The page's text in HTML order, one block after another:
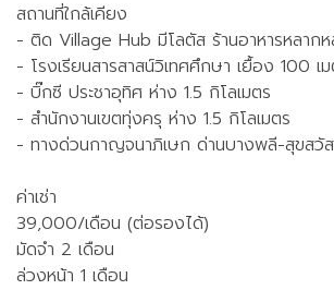
สถานที่ใกล้เคียง
- ติด Village Hub มีโลตัส ร้านอาหารหลากห
- โรงเรียนสารสาสน์วิเทศศึกษา เยื้อง 100 เ
- บิ๊กซี ประชาอุทิศ ห่าง 1.5 กิโลเมตร
- สำนักงานเขตทุ่งครุ ห่าง 1.5 กิโลเมตร
- ทางด่วนกาญจนาภิเษก ด่านบางพลี-สุขสวั
ค่าเช่า
39,000/เดือน (ต่อรองได้)
มัดจำ 2 เดือน
ล่วงหน้า 1 เดือน